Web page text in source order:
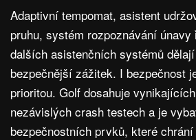
Adaptivní tempomat, asistent
pruhu, systém rozpoznávání únavy
dalších asistenčních systémů
bezpečnější zážitek. I bezpečnost
prioritou. Golf dosahuje
nezávislých crash testech a je
bezpečnostních prvků, které